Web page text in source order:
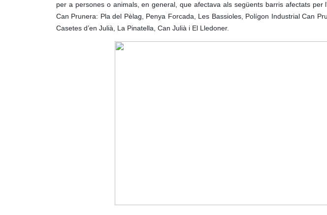
per a persones o animals, en general, que afectava als següents barris afectats per
Can Prunera: Pla del Pèlag, Penya Forcada, Les Bassioles, Polígon Industrial Can
Casetes d’en Julià, La Pinatella, Can Julià i El Lledoner.